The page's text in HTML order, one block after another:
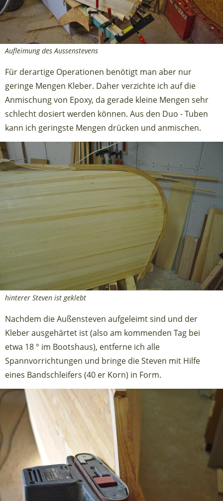
Aufleimung des Aussenstevens
Für derartige Operationen benötigt man aber nur
geringe Mengen Kleber. Daher verzichte ich auf die
Anmischung von Epoxy, da gerade kleine Mengen sehr
schlecht dosiert werden können. Aus den Duo - Tuben
kann ich geringste Mengen drücken und anmischen.
hinterer Steven ist geklebt
Nachdem die Außensteven aufgeleimt sind und der
Kleber ausgehärtet ist (also am kommenden Tag bei
etwa 18 ° im Bootshaus), entferne ich alle
Spannvorrichtungen und bringe die Steven mit Hilfe
eines Bandschleifers (40 er Korn) in Form.